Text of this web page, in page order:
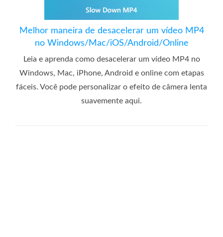
Melhor maneira de desacelerar um vídeo MP4
no Windows/Mac/iOS/Android/Online
Leia e aprenda como desacelerar um vídeo MP4 no
Windows, Mac, iPhone, Android e online com etapas
fáceis. Você pode personalizar o efeito de câmera lenta
suavemente aqui.